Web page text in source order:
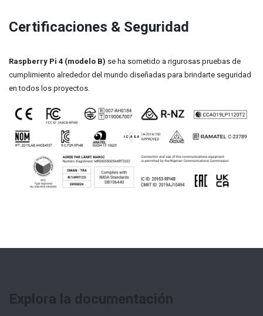
Certificaciones & Seguridad
Raspberry Pi 4 (modelo B) se ha sometido a rigurosas pruebas de
cumplimiento alrededor del mundo diseñadas para brindarte seguridad
en todos los proyectos.
Explora la documentación